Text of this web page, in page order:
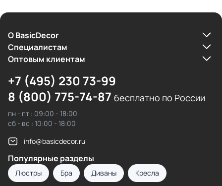
О BasicDecor
Cпециалистам
Оптовым клиентам
+7 (495) 230 73-99
8 (800) 775-74-87 бесплатно по России
пн - пт : 09:00 - 18:00
сб - вс : 10:00 - 18:00
info@basicdecor.ru
Популярные разделы
Люстры Бра Диваны Кресла